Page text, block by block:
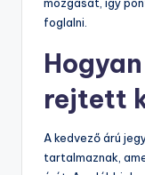
mozgását, így
foglalni.
rejtett
A kedvező árú
tartalmaznak,